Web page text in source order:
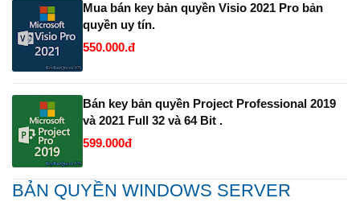
Mua bán key bản quyền Visio 2021 Pro bản
quyền uy tín.
550.000.đ
Bán key bản quyền Project Professional 2019
và 2021 Full 32 và 64 Bit .
599.000đ
BẢN QUYỀN WINDOWS SERVER